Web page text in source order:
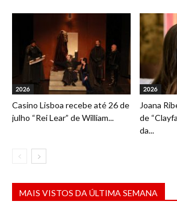
2026
Casino Lisboa recebe até 26 de
julho “Rei Lear” de William...
2026
Joana
de
da...
MAIS VISTOS DA ÚLTIMA SEMANA